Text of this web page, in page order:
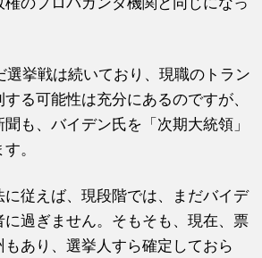
選挙戦は続いており、現職のトラン
る可能性は充分にあるのですが、
も、バイデン氏を「次期大統領」
。
従えば、現段階では、まだバイデ
に過ぎません。そもそも、現在、票
もあり、選挙人すら確定しておら